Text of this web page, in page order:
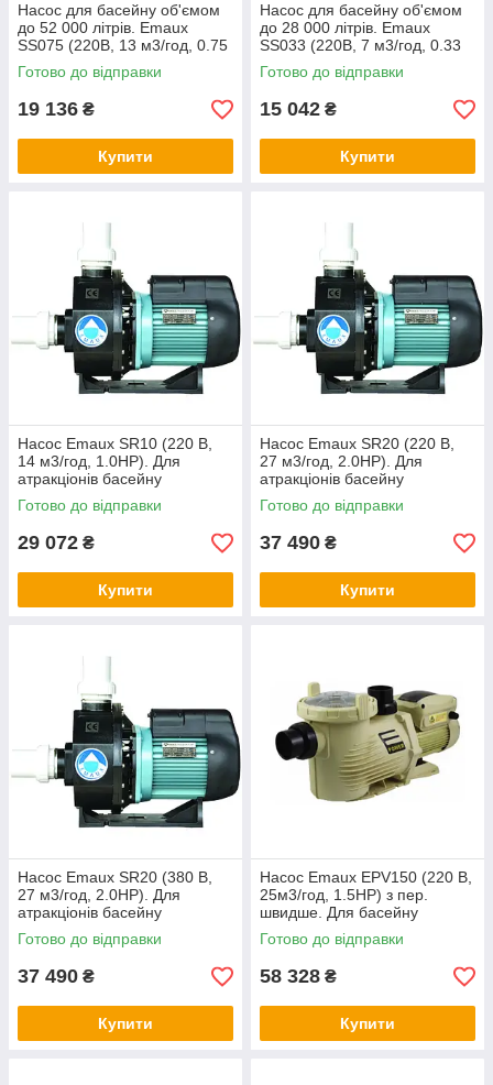
Насос для басейну об'ємом
до 52 000 літрів. Emaux
SS075 (220В, 13 м3/год, 0.75
HP)
Готово до відправки
19 136 ₴
Купити
Насос для басейну об'ємом
до 28 000 літрів. Emaux
SS033 (220В, 7 м3/год, 0.33
HP)
Готово до відправки
15 042 ₴
Купити
Насос Emaux SR10 (220 В,
14 м3/год, 1.0HP). Для
атракціонів басейну
Готово до відправки
29 072 ₴
Купити
Насос Emaux SR20 (220 В,
27 м3/год, 2.0HP). Для
атракціонів басейну
Готово до відправки
37 490 ₴
Купити
Насос Emaux SR20 (380 В,
27 м3/год, 2.0HP). Для
атракціонів басейну
Готово до відправки
37 490 ₴
Купити
Насос Emaux EPV150 (220 В,
25м3/год, 1.5HP) з пер.
швидше. Для басейну
об'ємом до 100 000 літрів
Готово до відправки
58 328 ₴
Купити